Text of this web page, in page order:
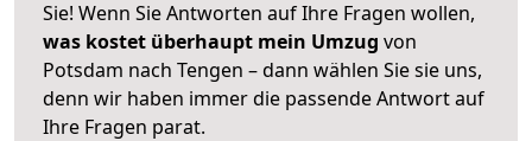
Sie! Wenn Sie Antworten auf Ihre Fragen wollen,
was kostet überhaupt mein Umzug von
Potsdam nach Tengen – dann wählen Sie sie uns,
denn wir haben immer die passende Antwort auf
Ihre Fragen parat.